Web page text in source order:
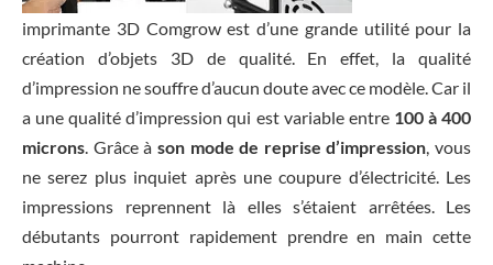
imprimante 3D Comgrow est d’une grande utilité pour la
création d’objets 3D de qualité. En effet, la qualité
d’impression ne souffre d’aucun doute avec ce modèle. Car il
a une qualité d’impression qui est variable entre 100 à 400
microns. Grâce à son mode de reprise d’impression, vous
ne serez plus inquiet après une coupure d’électricité. Les
impressions reprennent là elles s’étaient arrêtées. Les
débutants pourront rapidement prendre en main cette